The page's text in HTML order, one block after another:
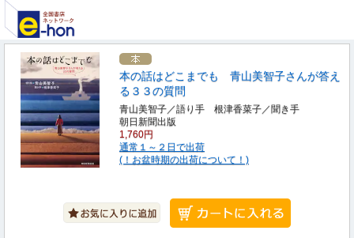
本の話はどこまでも 青山美智子さんが答え
る３３の質問
青山美智子／語り手 根津香菜子／聞き手
朝日新聞出版
1,760円
通常１～２日で出荷
(！お盆時期の出荷について！)